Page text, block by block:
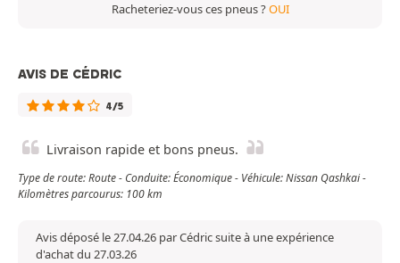
Racheteriez-vous ces pneus ?OUI
AVIS DE CÉDRIC
4/5
Livraison rapide et bons pneus.
Type de route: Route - Conduite: Économique - Véhicule: Nissan Qashkai -
Kilomètres parcourus: 100 km
Avis déposé le 27.04.26 par Cédric suite à une expérience
d'achat du 27.03.26